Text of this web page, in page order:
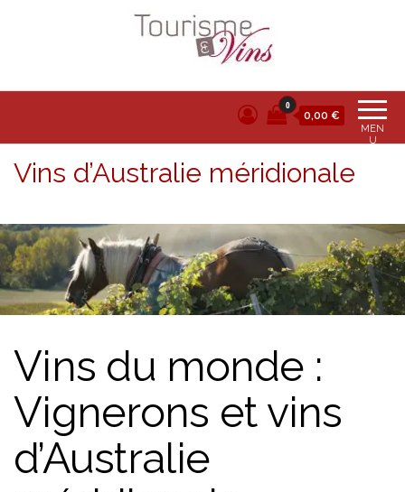
Tourisme et vins
MEN
U
0
0,00 €
Vins d’Australie méridionale
Vins du monde :
Vignerons et vins
d’Australie